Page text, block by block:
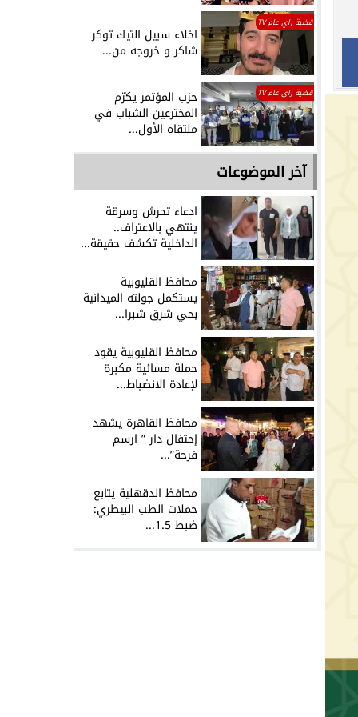
قضية راي عام TV
اخلاء سبيل التيك توكر
شاكر و خروجه من...
قضية راي عام TV حزب المؤتمر يكرّم
المخترعين الشباب في
ملتقاه الأول...
آخر الموضوعات
ادعاء تحرش وسرقة
ينتهي بالاعتراف..
الداخلية تكشف حقيقة...
محافظ القليوبية
يستكمل جولته الميدانية
بحي شرق شبرا...
محافظ القليوبية يقود
حملة مسائية مكبرة
لإعادة الانضباط...
محافظ القاهرة يشهد
إحتفال دار ” ارسم
فرحة”...
محافظ الدقهلية يتابع
حملات الطب البيطري:
ضبط 1.5...